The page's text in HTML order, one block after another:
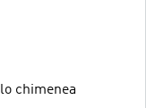
chimenea